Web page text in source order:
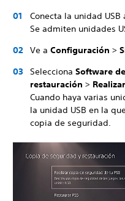
Conecta la unidad USB
Se admiten unidades
Ve a Configuración >
Selecciona Software
restauración >
Cuando haya varias
la unidad USB en la
copia de seguridad.